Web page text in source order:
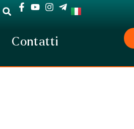
Contatti